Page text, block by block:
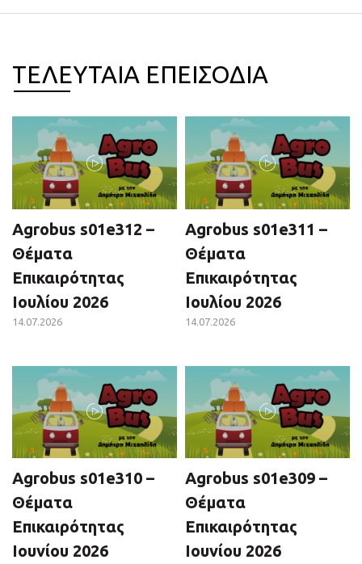
ΤΕΛΕΥΤΑΙΑ ΕΠΕΙΣΟΔΙΑ
Agrobus s01e312 –
Θέματα
Επικαιρότητας
Ιουλίου 2026
14.07.2026
Agrobus s01e311 –
Θέματα
Επικαιρότητας
Ιουλίου 2026
14.07.2026
Agrobus s01e310 –
Θέματα
Επικαιρότητας
Ιουνίου 2026
Agrobus s01e309 –
Θέματα
Επικαιρότητας
Ιουνίου 2026